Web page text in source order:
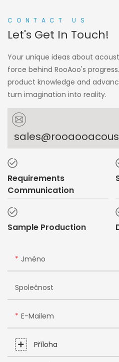
CONTACT US
Let's Get In Touch!
Your unique ideas about
force behind RooAoo's
product knowledge and
turn imagination into reality.
Requirements
Communication
Sample Production
Jméno
Společnost
E-Mailem
Příloha